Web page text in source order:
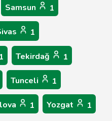
Samsun 1
1
1 Tekirdağ 1
Tunceli 1
1 Yozgat 1